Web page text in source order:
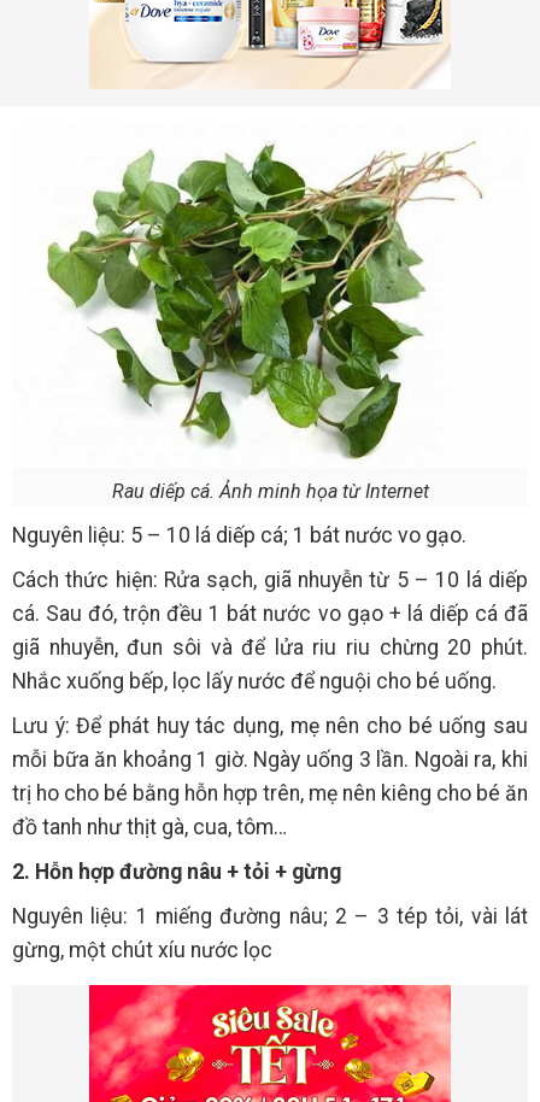
Rau diếp cá. Ảnh minh họa từ Internet
Nguyên liệu: 5 – 10 lá diếp cá; 1 bát nước vo gạo.
Cách thức hiện: Rửa sạch, giã nhuyễn từ 5 – 10 lá diếp
cá. Sau đó, trộn đều 1 bát nước vo gạo + lá diếp cá đã
giã nhuyễn, đun sôi và để lửa riu riu chừng 20 phút.
Nhắc xuống bếp, lọc lấy nước để nguội cho bé uống.
Lưu ý: Để phát huy tác dụng, mẹ nên cho bé uống sau
mỗi bữa ăn khoảng 1 giờ. Ngày uống 3 lần. Ngoài ra, khi
trị ho cho bé bằng hỗn hợp trên, mẹ nên kiêng cho bé ăn
đồ tanh như thịt gà, cua, tôm…
2. Hỗn hợp đường nâu + tỏi + gừng
Nguyên liệu: 1 miếng đường nâu; 2 – 3 tép tỏi, vài lát
gừng, một chút xíu nước lọc